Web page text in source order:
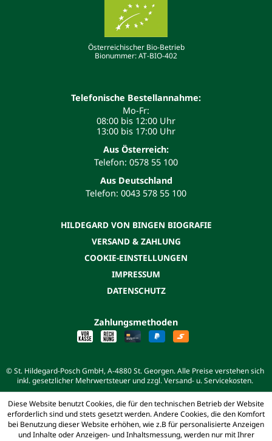
Österreichischer Bio-Betrieb
Bionummer: AT-BIO-402
Telefonische Bestellannahme:
Mo-Fr:
08:00 bis 12:00 Uhr
13:00 bis 17:00 Uhr
Aus Österreich:
Telefon: 0578 55 100
Aus Deutschland
Telefon: 0043 578 55 100
HILDEGARD VON BINGEN BIOGRAFIE
VERSAND & ZAHLUNG
COOKIE-EINSTELLUNGEN
IMPRESSUM
DATENSCHUTZ
Zahlungsmethoden
© St. Hildegard-Posch GmbH, A-4880 St. Georgen. Alle Preise verstehen sich
inkl. gesetzlicher Mehrwertsteuer und zzgl. Versand- u. Servicekosten.
Diese Website benutzt Cookies, die für den technischen Betrieb der Website
erforderlich sind und stets gesetzt werden. Andere Cookies, die den Komfort
bei Benutzung dieser Website erhöhen, wie z.B für personalisierte Anzeigen
und Inhalte oder Anzeigen- und Inhaltsmessung, werden nur mit Ihrer